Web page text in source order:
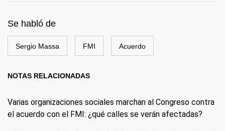
Se habló de
Sergio Massa FMI Acuerdo
NOTAS RELACIONADAS
Varias organizaciones sociales marchan al Congreso contra
el acuerdo con el FMI: ¿qué calles se verán afectadas?